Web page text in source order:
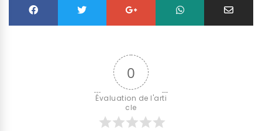
0
Évaluation de l'arti
cle